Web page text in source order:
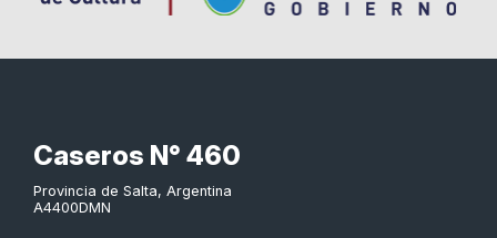
Caseros N° 460
Provincia de Salta, Argentina
A4400DMN